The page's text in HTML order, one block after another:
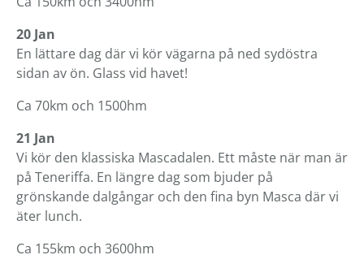
20 Jan
En lättare dag där vi kör vägarna på ned sydöstra
sidan av ön. Glass vid havet!
Ca 70km och 1500hm
21 Jan
Vi kör den klassiska Mascadalen. Ett måste när man är
på Teneriffa. En längre dag som bjuder på
grönskande dalgångar och den fina byn Masca där vi
äter lunch.
Ca 155km och 3600hm